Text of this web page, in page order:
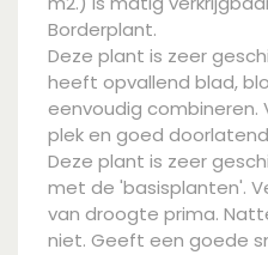
Borderplant.
Deze plant is zeer
heeft opvallend blad,
eenvoudig combineren.
plek en goed
Deze plant is zeer
met de 'basisplanten'.
van droogte prima.
niet. Geeft een goede